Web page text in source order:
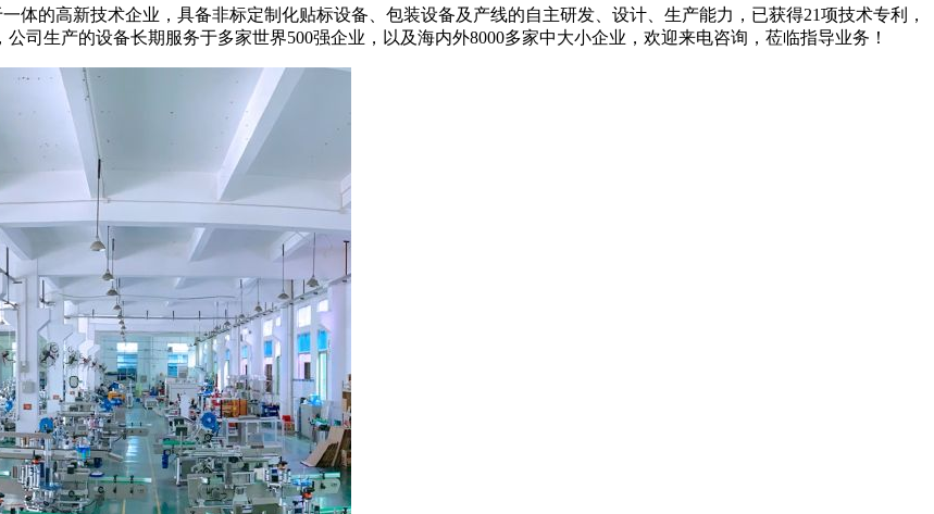
体的高新技术企业，具备非标定制化贴标设备、包装设备及产线的自主研发、设计、生产能力，已获得21项技术专利，
司生产的设备长期服务于多家世界500强企业，以及海内外8000多家中大小企业，欢迎来电咨询，莅临指导业务！